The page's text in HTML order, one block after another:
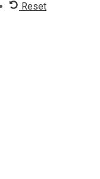
Reset